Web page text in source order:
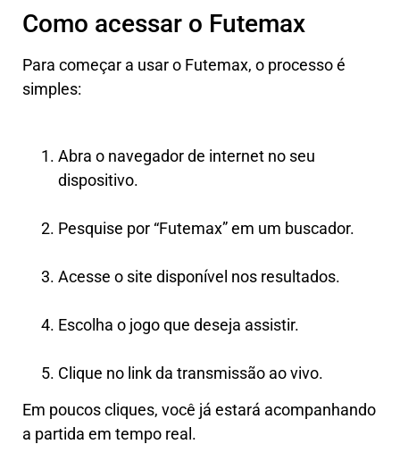
Como acessar o Futemax
Para começar a usar o Futemax, o processo é
simples:
Abra o navegador de internet no seu
dispositivo.
Pesquise por “Futemax” em um buscador.
Acesse o site disponível nos resultados.
Escolha o jogo que deseja assistir.
Clique no link da transmissão ao vivo.
Em poucos cliques, você já estará acompanhando
a partida em tempo real.